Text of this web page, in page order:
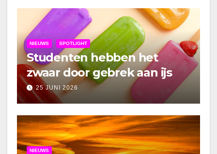
NIEUWS SPOTLIGHT
Studenten hebben het
zwaar door gebrek aan ijs
25 JUNI 2026
NIEUWS